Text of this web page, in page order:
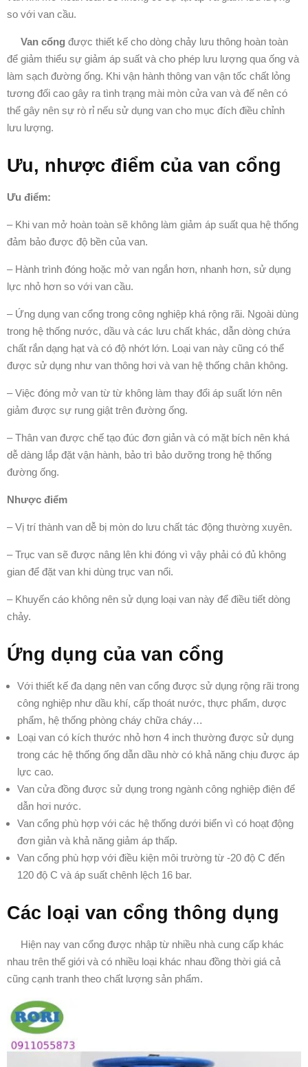
so với van cầu.
Van cổng được thiết kế cho dòng chảy lưu thông hoàn toàn
để giảm thiểu sự giảm áp suất và cho phép lưu lượng qua ống và
làm sạch đường ống. Khi vận hành thông van vận tốc chất lỏng
tương đối cao gây ra tình trạng mài mòn cửa van và đế nên có
thể gây nên sự rò rỉ nếu sử dụng van cho mục đích điều chỉnh
lưu lượng.
Ưu, nhược điểm của van cổng
Ưu điểm:
– Khi van mở hoàn toàn sẽ không làm giảm áp suất qua hệ thống
đảm bảo được độ bền của van.
– Hành trình đóng hoặc mở van ngắn hơn, nhanh hơn, sử dụng
lực nhỏ hơn so với van cầu.
– Ứng dụng van cổng trong công nghiệp khá rộng rãi. Ngoài dùng
trong hệ thống nước, dầu và các lưu chất khác, dẫn dòng chứa
chất rắn dạng hạt và có độ nhớt lớn. Loại van này cũng có thể
được sử dụng như van thông hơi và van hệ thống chân không.
– Việc đóng mở van từ từ không làm thay đổi áp suất lớn nên
giảm được sự rung giật trên đường ống.
– Thân van được chế tạo đúc đơn giản và có mặt bích nên khá
dễ dàng lắp đặt vận hành, bảo trì bảo dưỡng trong hệ thống
đường ống.
Nhược điểm
– Vị trí thành van dễ bị mòn do lưu chất tác động thường xuyên.
– Trục van sẽ được nâng lên khi đóng vì vậy phải có đủ không
gian để đặt van khi dùng trục van nổi.
– Khuyến cáo không nên sử dụng loại van này để điều tiết dòng
chảy.
Ứng dụng của van cổng
Với thiết kế đa dạng nên van cổng được sử dụng rộng rãi trong
công nghiệp như dầu khí, cấp thoát nước, thực phẩm, dược
phẩm, hệ thống phòng cháy chữa cháy…
Loại van có kích thước nhỏ hơn 4 inch thường được sử dụng
trong các hệ thống ống dẫn dầu nhờ có khả năng chịu được áp
lực cao.
Van cửa đồng được sử dụng trong ngành công nghiệp điện để
dẫn hơi nước.
Van cổng phù hợp với các hệ thống dưới biển vì có hoạt động
đơn giản và khả năng giảm áp thấp.
Van cổng phù hợp với điều kiện môi trường từ -20 độ C đến
120 độ C và áp suất chênh lệch 16 bar.
Các loại van cổng thông dụng
Hiện nay van cổng được nhập từ nhiều nhà cung cấp khác
nhau trên thế giới và có nhiều loại khác nhau đồng thời giá cả
cũng cạnh tranh theo chất lượng sản phẩm.